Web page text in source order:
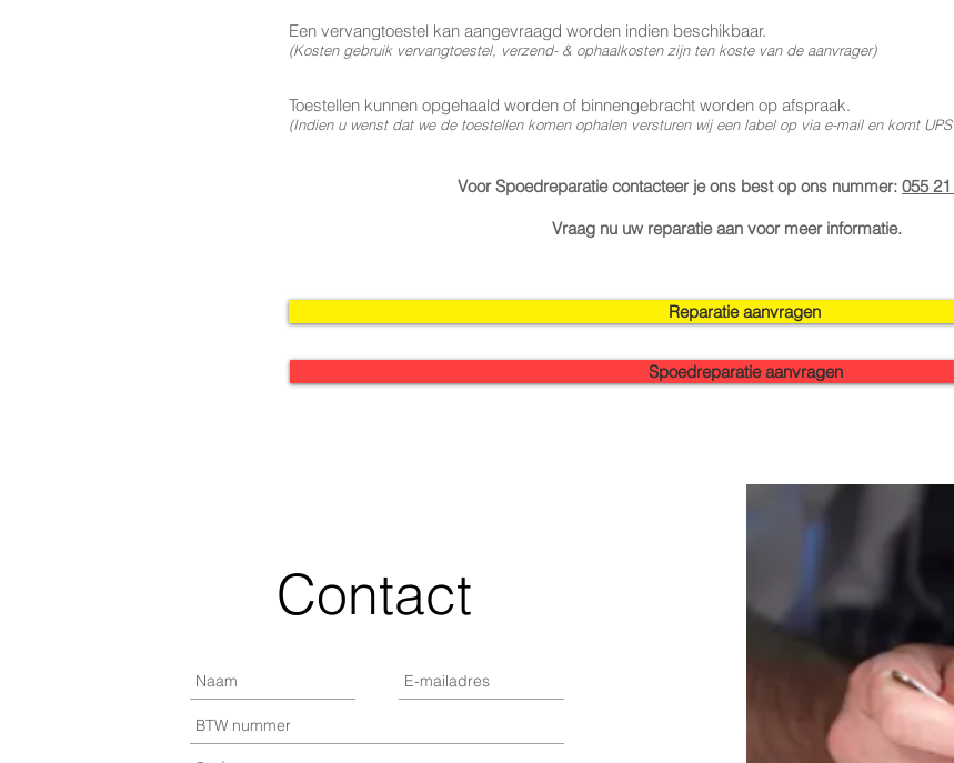
Een vervangtoestel kan aangevraagd worden indien beschikbaar.
(Kosten gebruik vervangtoestel, verzend- & ophaalkosten zijn ten koste van de aanvrager)
Toestellen kunnen opgehaald worden of binnengebracht worden op afspraak.
(Indien u wenst dat we de toestellen komen ophalen versturen wij een label op via e-mail en komt
Voor Spoedreparatie contacteer je ons best op ons nummer: 055
Vraag nu uw reparatie aan voor meer informatie.​
Reparatie aanvragen
Spoedreparatie aanvragen
Contact